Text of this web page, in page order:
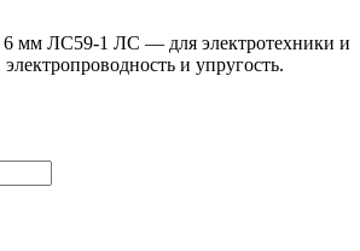
6 мм ЛС59-1 ЛС — для электротехники и
и упругость.